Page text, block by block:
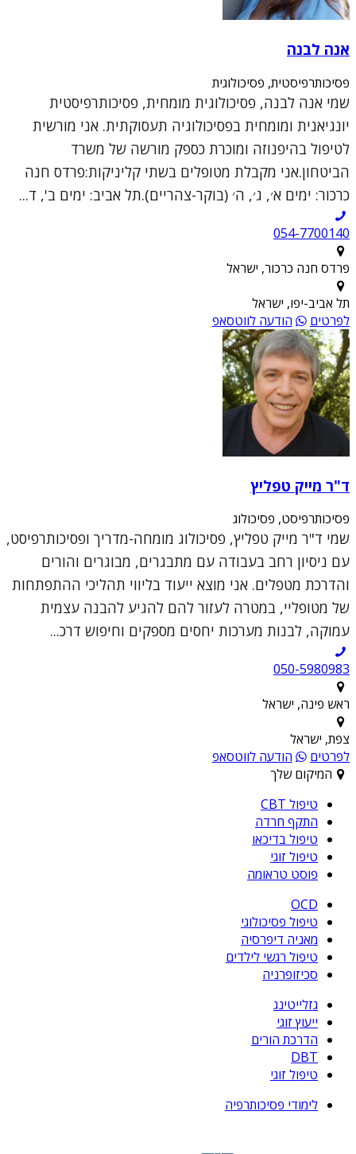
אנה לבנה
פסיכותרפיסטית, פסיכולוגית
שמי אנה לבנה, פסיכולוגית מומחית, פסיכותרפיסטית
יונגיאנית ומומחית בפסיכולוגיה תעסוקתית. אני מורשית
לטיפול בהיפנוזה ומוכרת כספק מורשה של משרד
הביטחון.אני מקבלת מטופלים בשתי קליניקות:פרדס חנה
כרכור: ימים א׳, ג׳, ה׳ (בוקר-צהריים).תל אביב: ימים ב', ד...
054-7700140
פרדס חנה כרכור, ישראל
תל אביב-יפו, ישראל
לפרטים
הודעה לווטסאפ
ד"ר מייק טפליץ
פסיכותרפיסט, פסיכולוג
שמי ד"ר מייק טפליץ, פסיכולוג מומחה-מדריך ופסיכותרפיסט,
עם ניסיון רחב בעבודה עם מתבגרים, מבוגרים והורים
והדרכת מטפלים. אני מוצא ייעוד בליווי תהליכי ההתפתחות
של מטופליי, במטרה לעזור להם להגיע להבנה עצמית
עמוקה, לבנות מערכות יחסים מספקים וחיפוש דרכ...
050-5980983
ראש פינה, ישראל
צפת, ישראל
לפרטים
הודעה לווטסאפ
המיקום שלך
טיפול CBT
התקף חרדה
טיפול בדיכאו
טיפול זוגי
פוסט טראומה
OCD
טיפול פסיכולוגי
מאניה דיפרסיה
טיפול רגשי לילדים
סכיזופרניה
גזלייטינג
ייעוץ זוגי
הדרכת הורים
DBT
טיפול זוגי
לימודי פסיכותרפיה